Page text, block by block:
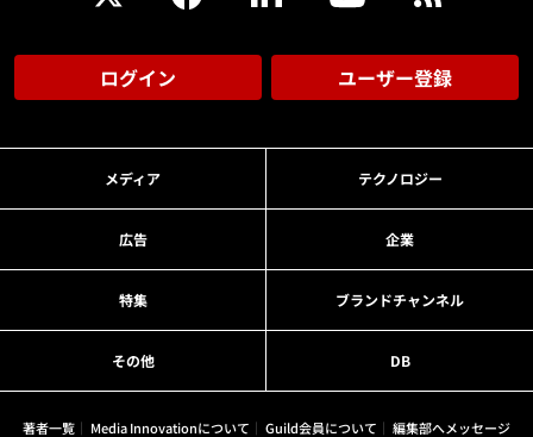
ログイン ユーザー登録
メディア テクノロジー
広告 企業
特集 ブランドチャンネル
その他 DB
著者一覧 Media Innovationについて Guild会員について 編集部へメッセージ